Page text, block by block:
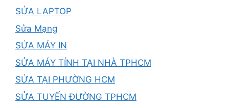
SỬA LAPTOP
Sửa Mạng
SỬA MÁY IN
SỬA MÁY TÍNH TẠI NHÀ TPHCM
SỬA TẠI PHƯỜNG HCM
SỬA TUYẾN ĐƯỜNG TPHCM